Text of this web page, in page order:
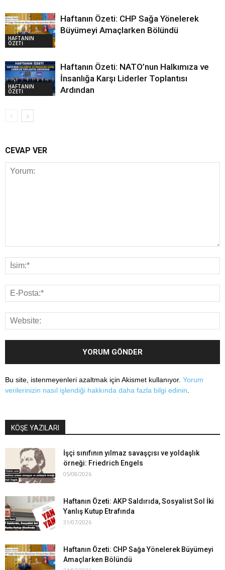
HAFTANIN
ÖZETİ
Haftanın Özeti: CHP Sağa Yönelerek
Büyümeyi Amaçlarken Bölündü
HAFTANIN
ÖZETİ
Haftanın Özeti: NATO’nun Halkımıza ve
İnsanlığa Karşı Liderler Toplantısı
Ardından
CEVAP VER
Bu site, istenmeyenleri azaltmak için Akismet kullanıyor. Yorum
verilerinizin nasıl işlendiği hakkında daha fazla bilgi edinin
KÖŞE YAZILARI
İşçi sınıfının yılmaz savaşçısı ve yoldaşlık
örneği: Friedrich Engels
05/08/2026
Haftanın Özeti: AKP Saldırıda, Sosyalist Sol İki
Yanlış Kutup Etrafında
31/07/2026
Haftanın Özeti: CHP Sağa Yönelerek Büyümeyi
Amaçlarken Bölündü